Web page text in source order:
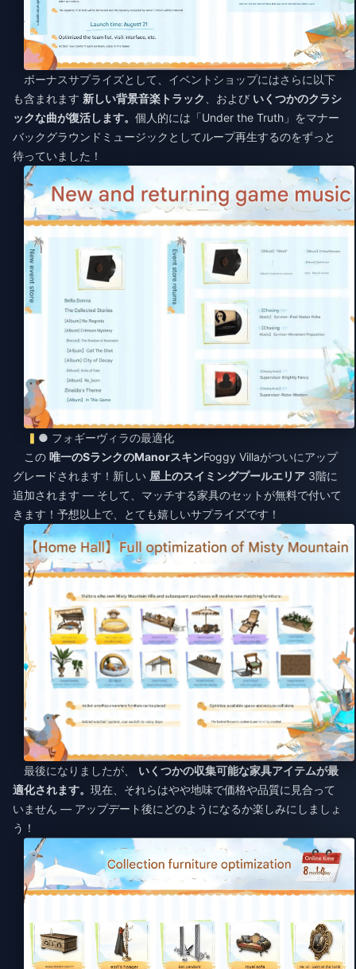
ボーナスサプライズとして、イベントショップにはさらに以下
も含まれます 新しい背景音楽トラック 、および いくつかのクラシ
ックな曲が復活します。 個人的には「Under the Truth」をマナー
バックグラウンドミュージックとしてループ再生するのをずっと
待っていました！
● フォギーヴィラの最適化
この 唯一のSランクのManorスキンFoggy Villaがついにアップ
グレードされます！新しい 屋上のスイミングプールエリア 3階に
追加されます — そして、マッチする家具のセットが無料で付いて
きます！予想以上で、とても嬉しいサプライズです！
最後になりましたが、 いくつかの収集可能な家具アイテムが最
適化されます。 現在、それらはやや地味で価格や品質に見合って
いません — アップデート後にどのようになるか楽しみにしましょ
う！